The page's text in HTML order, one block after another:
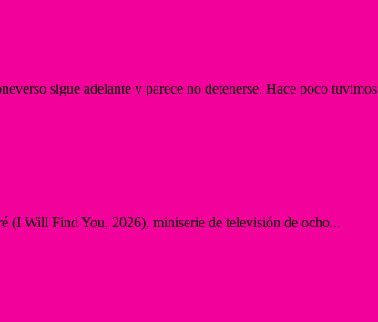
sigue adelante y parece no detenerse. Hace poco
(I Will Find You, 2026), miniserie de televisión de ocho...